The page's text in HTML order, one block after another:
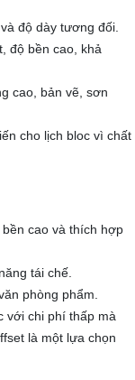
độ dày tương đối.
độ bền cao, khả
cao, bản vẽ, sơn
cho lịch bloc vì chất
cao và thích hợp
tái chế.
phòng phẩm.
với chi phí thấp mà
là một lựa chọn